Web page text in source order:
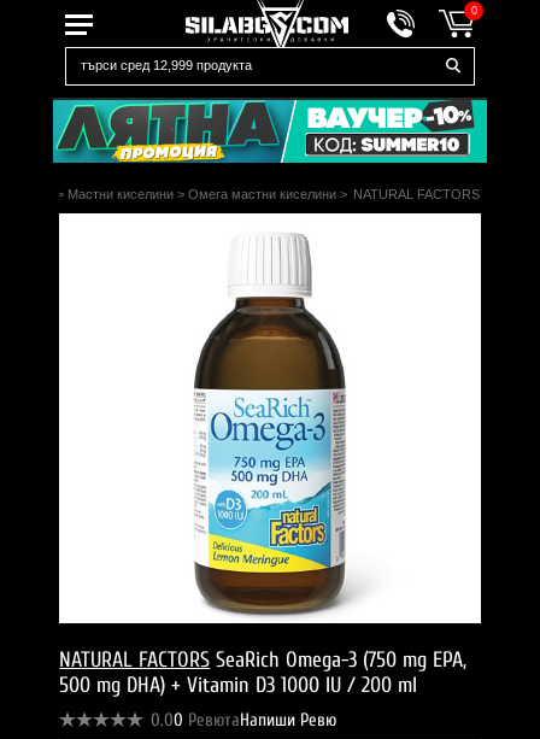
0
> Мастни киселини >Омега мастни киселини > NATURAL FACTORS
NATURAL FACTORS SeaRich Omega-3 (750 mg EPA,
500 mg DHA) + Vitamin D3 1000 IU / 200 ml
0.00 РевютаНапиши Ревю